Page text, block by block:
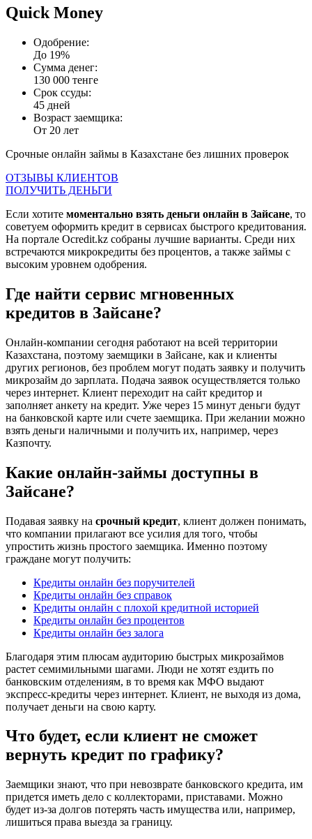
Quick Money
Одобрение:
До 19%
Сумма денег:
130 000 тенге
Срок ссуды:
45 дней
Возраст заемщика:
От 20 лет
Срочные онлайн займы в Казахстане без лишних проверок
ОТЗЫВЫ КЛИЕНТОВ
ПОЛУЧИТЬ ДЕНЬГИ
Если хотите моментально взять деньги онлайн в Зайсане, то
советуем оформить кредит в сервисах быстрого кредитования.
На портале Ocredit.kz собраны лучшие варианты. Среди них
встречаются микрокредиты без процентов, а также займы с
высоким уровнем одобрения.
Где найти сервис мгновенных
кредитов в Зайсане?
Онлайн-компании сегодня работают на всей территории
Казахстана, поэтому заемщики в Зайсане, как и клиенты
других регионов, без проблем могут подать заявку и получить
микрозайм до зарплата. Подача заявок осуществляется только
через интернет. Клиент переходит на сайт кредитор и
заполняет анкету на кредит. Уже через 15 минут деньги будут
на банковской карте или счете заемщика. При желании можно
взять деньги наличными и получить их, например, через
Казпочту.
Какие онлайн-займы доступны в
Зайсане?
Подавая заявку на срочный кредит, клиент должен понимать,
что компании прилагают все усилия для того, чтобы
упростить жизнь простого заемщика. Именно поэтому
граждане могут получить:
Кредиты онлайн без поручителей
Кредиты онлайн без справок
Кредиты онлайн с плохой кредитной историей
Кредиты онлайн без процентов
Кредиты онлайн без залога
Благодаря этим плюсам аудиторию быстрых микрозаймов
растет семимильными шагами. Люди не хотят ездить по
банковским отделениям, в то время как МФО выдают
экспресс-кредиты через интернет. Клиент, не выходя из дома,
получает деньги на свою карту.
Что будет, если клиент не сможет
вернуть кредит по графику?
Заемщики знают, что при невозврате банковского кредита, им
придется иметь дело с коллекторами, приставами. Можно
будет из-за долгов потерять часть имущества или, например,
лишиться права выезда за границу.